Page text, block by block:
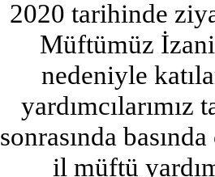
2020 tarihinde
Müftümüz İzani
nedeniyle
sonrasında
il müftü